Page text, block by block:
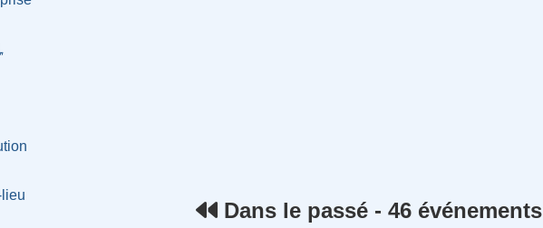
Dans le passé - 46 événements